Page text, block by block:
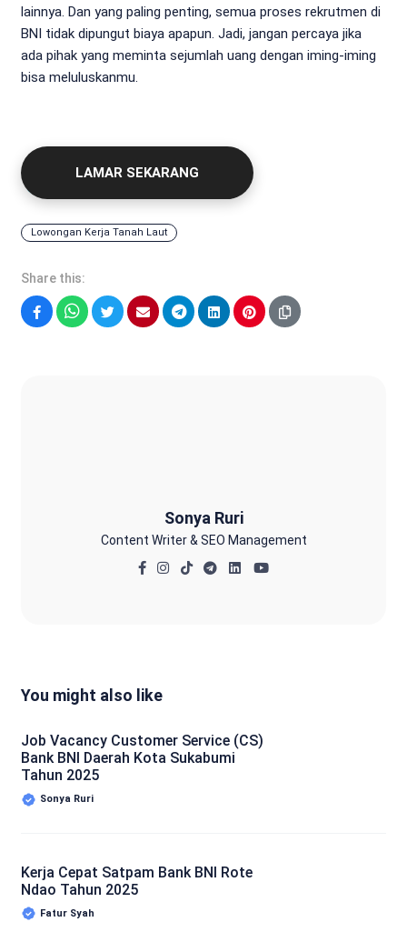
lainnya. Dan yang paling penting, semua proses rekrutmen di
BNI tidak dipungut biaya apapun. Jadi, jangan percaya jika
ada pihak yang meminta sejumlah uang dengan iming-iming
bisa meluluskanmu.
LAMAR SEKARANG
Lowongan Kerja Tanah Laut
Share this:
Sonya Ruri
Content Writer & SEO Management
You might also like
Job Vacancy Customer Service (CS)
Bank BNI Daerah Kota Sukabumi
Tahun 2025
Sonya Ruri
Kerja Cepat Satpam Bank BNI Rote
Ndao Tahun 2025
Fatur Syah